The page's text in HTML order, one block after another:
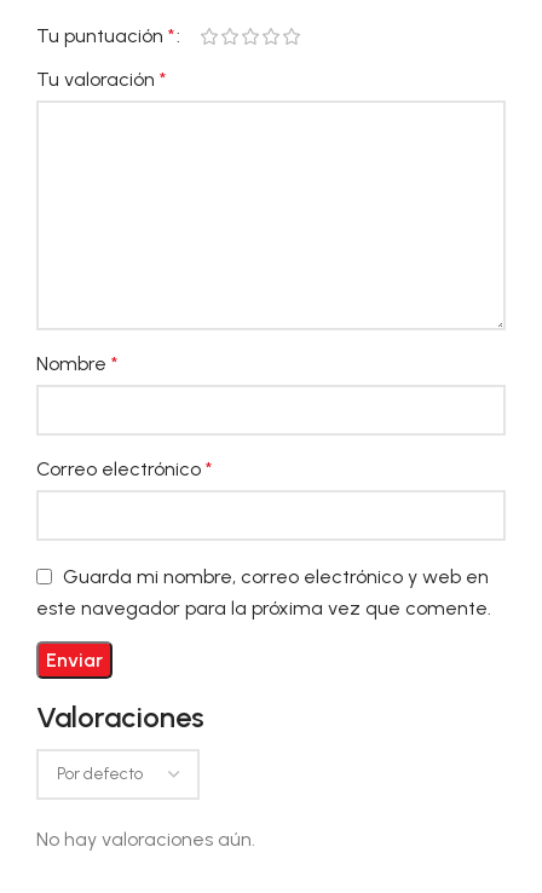
Valoraciones
No hay valoraciones aún.
Tu puntuación *
Tu valoración *
Nombre *
Correo electrónico *
Guarda mi nombre, correo electrónico y web en
este navegador para la próxima vez que comente.